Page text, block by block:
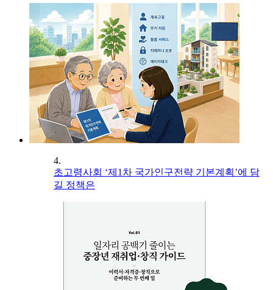
4.
초고령사회 ‘제1차 국가인구전략 기본계획’에 담
길 정책은